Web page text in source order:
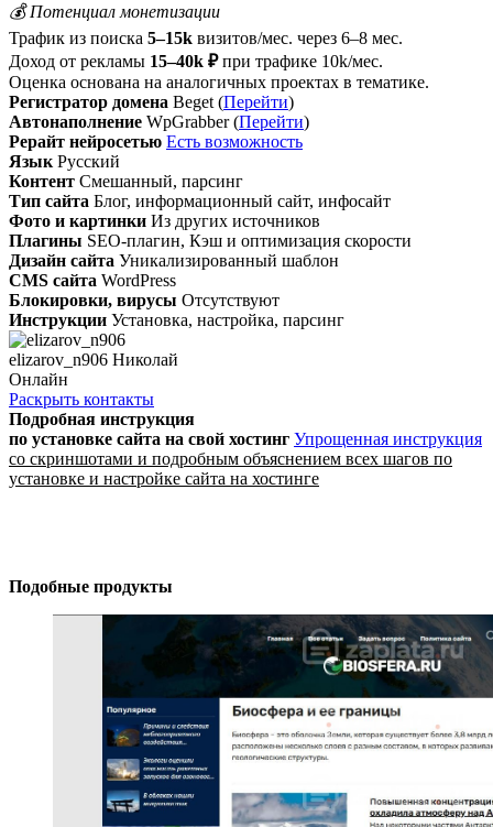
💰 Потенциал монетизации
Трафик из поиска 5–15k визитов/мес. через 6–8 мес.
Доход от рекламы 15–40k ₽ при трафике 10k/мес.
Оценка основана на аналогичных проектах в тематике.
Регистратор домена Beget (Перейти)
Автонаполнение WpGrabber (Перейти)
Рерайт нейросетью Есть возможность
Язык Русский
Контент Смешанный, парсинг
Тип сайта Блог, информационный сайт, инфосайт
Фото и картинки Из других источников
Плагины SEO-плагин, Кэш и оптимизация скорости
Дизайн сайта Уникализированный шаблон
CMS сайта WordPress
Блокировки, вирусы Отсутствуют
Инструкции Установка, настройка, парсинг
elizarov_n906 Николай
Онлайн
Раскрыть контакты
Подробная инструкция
по установке сайта на свой хостинг Упрощенная инструкция
со скриншотами и подробным объяснением всех шагов по
установке и настройке сайта на хостинге
Подобные продукты